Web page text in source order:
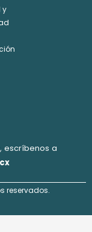
y
escríbenos a
reservados.